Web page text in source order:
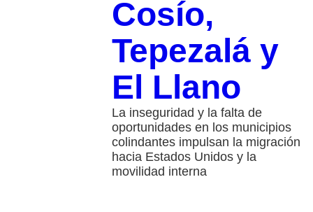
Cosío,
Tepezalá y
El Llano
La inseguridad y la falta de
oportunidades en los municipios
colindantes impulsan la migración
hacia Estados Unidos y la
movilidad interna